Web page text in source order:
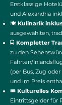
Erstklassige
und Alexandria
🍽️ Kulinarik
ausgewählten,
🚍 Kompletter
zu den
Fahrten/
(per Bus, Zug
und im Preis
🎟️ Kulturelles
Eintrittsgelder für